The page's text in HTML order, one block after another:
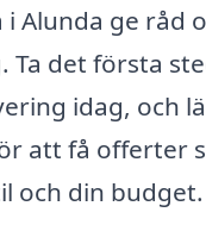
Alunda ge råd
Ta det första
idag, och
att få offerter
och din budget.